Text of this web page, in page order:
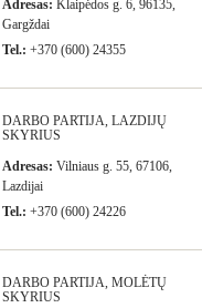
Adresas: Klaipėdos g. 6, 96135,
Gargždai
Tel.: +370 (600) 24355
DARBO PARTIJA, LAZDIJŲ
SKYRIUS
Adresas: Vilniaus g. 55, 67106,
Lazdijai
Tel.: +370 (600) 24226
DARBO PARTIJA, MOLĖTŲ
SKYRIUS